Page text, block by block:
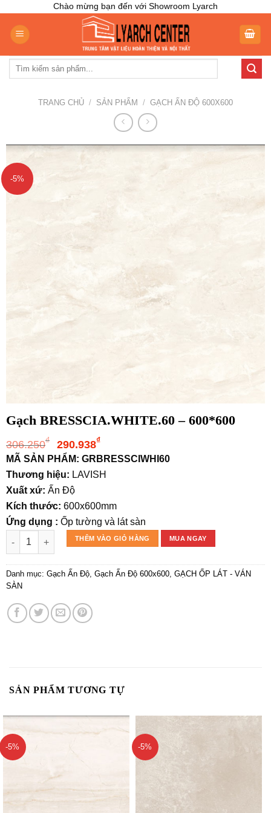
content
Chào mừng bạn đến với Showroom Lyarch
Tìm
TRANG CHỦ / SẢN PHẨM / GẠCH ẤN ĐỘ 600X600
-5%
Gạch BRESSCIA.WHITE.60 – 600*600
306.250₫
Giá
gốc
là:
306.250₫.
290.938₫Giá
hiện
tại
290.938₫.
MÃ SẢN PHẨM: GRBRESSCIWHI60
Thương hiệu: LAVISH
Xuất xứ: Ấn Độ
Kích thước: 600x600mm
Ứng dụng : Ốp tường và lát sàn
Gạch BRESSCIA.WHITE.60 - 600*600 số lượng
THÊM VÀO GIỎ HÀNG MUA NGAY
Danh mục: Gạch Ấn Độ, Gạch Ấn Độ 600x600, GẠCH ỐP LÁT - VÁN
SÀN
SẢN PHẨM TƯƠNG TỰ
-5% -5%